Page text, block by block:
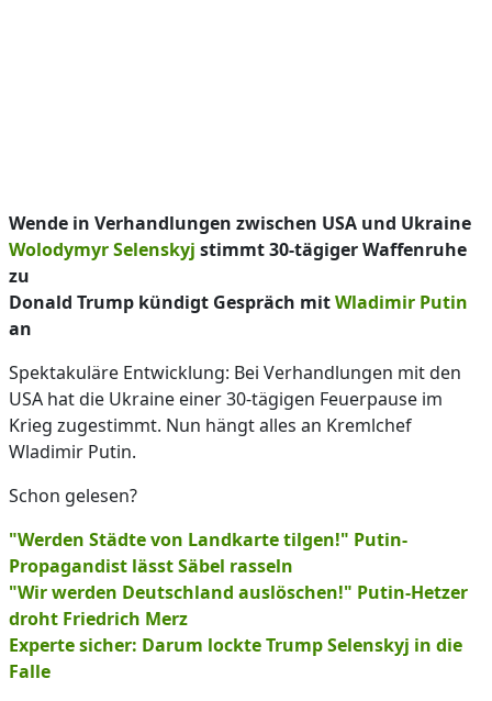
Wende in Verhandlungen zwischen USA und Ukraine
Wolodymyr Selenskyj stimmt 30-tägiger Waffenruhe
zu
Donald Trump kündigt Gespräch mitWladimir Putin
an
Spektakuläre Entwicklung: Bei Verhandlungen mit den
USA hat die Ukraine einer 30-tägigen Feuerpause im
Krieg zugestimmt. Nun hängt alles an Kremlchef
Wladimir Putin.
Schon gelesen?
"Werden Städte von Landkarte tilgen!" Putin-
Propagandist lässt Säbel rasseln
"Wir werden Deutschland auslöschen!" Putin-Hetzer
droht Friedrich Merz
Experte sicher: Darum lockte Trump Selenskyj in die
Falle